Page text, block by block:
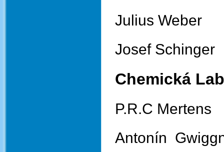
Julius
Josef
Chemická
P.R.C
Antonín